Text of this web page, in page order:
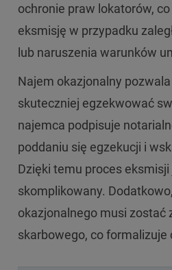
ochronie praw lokatorów,
eksmisję w przypadku
lub naruszenia warunków
Najem okazjonalny
skuteczniej egzekwować
najemca podpisuje
poddaniu się egzekucji i
Dzięki temu proces
skomplikowany.
okazjonalnego musi zostać
skarbowego, co formalizuje